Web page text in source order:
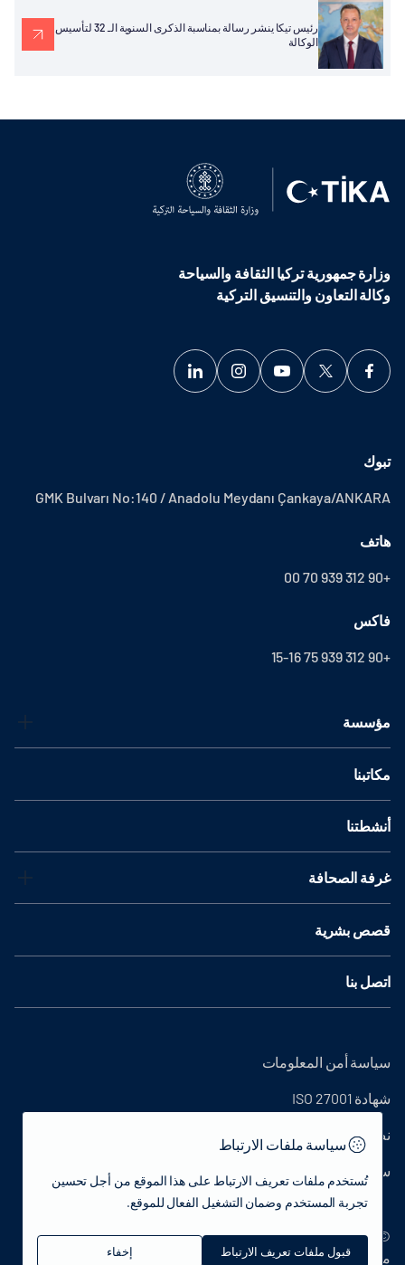
رئيس تيكا ينشر رسالة بمناسبة الذكرى السنوية الـ 32 لتأسيس
الوكالة
وزارة جمهورية تركيا الثقافة والسياحة
وكالة التعاون والتنسيق التركية
تبوك
GMK Bulvarı No:140 / Anadolu Meydanı Çankaya/ANKARA
هاتف
+90 312 939 70 00
فاكس
+90 312 939 75 15-16
مؤسسة
مكاتبنا
أنشطتنا
غرفة الصحافة
قصص بشرية
اتصل بنا
© 2022 جمهورية تركيا وزارة الثقافة والسياحة - جميع الحقوق
محفوظة.
سياسة أمن المعلومات
شهادة ISO 27001
نص التوضيح
سياسة الخصوصية
سياسة ملفات الارتباط
تُستخدم ملفات تعريف الارتباط على هذا الموقع من أجل تحسين
تجربة المستخدم وضمان التشغيل الفعال للموقع.
قبول ملفات تعريف الارتباط إخفاء